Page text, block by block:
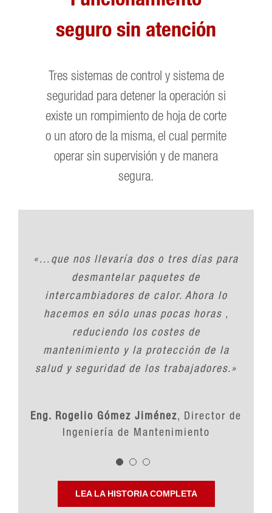
seguro sin atención
Tres sistemas de control y sistema de
seguridad para detener la operación si
existe un rompimiento de hoja de corte
o un atoro de la misma, el cual permite
operar sin supervisión y de manera
segura.
«…que nos llevaría dos o tres días para
desmantelar paquetes de
intercambiadores de calor. Ahora lo
hacemos en sólo unas pocas horas ,
reduciendo los costes de
mantenimiento y la protección de la
salud y seguridad de los trabajadores.»
Eng. Rogelio Gómez Jiménez, Director de
Ingeniería de Mantenimiento
«Hemos encontrado que SpeedCut
puede hacer el trabajo fácilmente y fue
fácil armarlo y operar. Solo lea el
manual del operador y estará listo para
empezar. Mejoramos con el ahorro de
tiempo, costos de mano de obra y
logramos trabajos de buena calidad
Jim Lim Aztech Heat Exchangers PTE LTD
«Estamos seguros de que hicimos una
buena inversión, ya que esta máquina
reduce nuestros costos de operación,
porque reduce significativamente el
tiempo de operación y además,
nuestros operadores pueden usarla de
manera segura.«
Eng. Abdel Nasser Badr Hemdan Assuit Oil
Refining Co.
LEA LA HISTORIA COMPLETA